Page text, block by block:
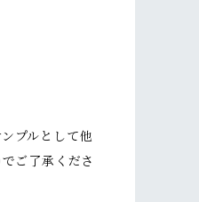
プルとして他
ご了承くださ